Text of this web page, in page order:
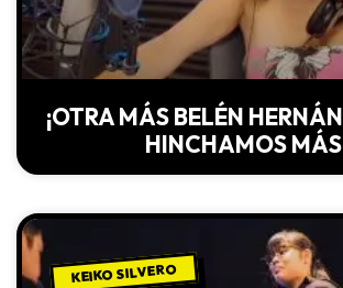
¡OTRA MÁS BELÉN
HINCHAMOS
KEIKO SILVERO